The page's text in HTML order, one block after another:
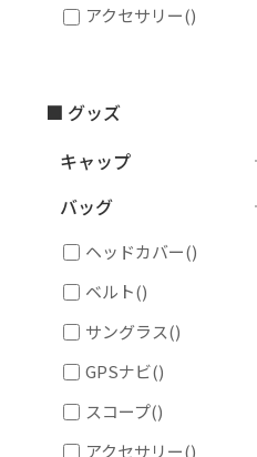
アクセサリー()
■ グッズ
キャップ
バッグ
ヘッドカバー()
ベルト()
サングラス()
GPSナビ()
スコープ()
アクセサリー()